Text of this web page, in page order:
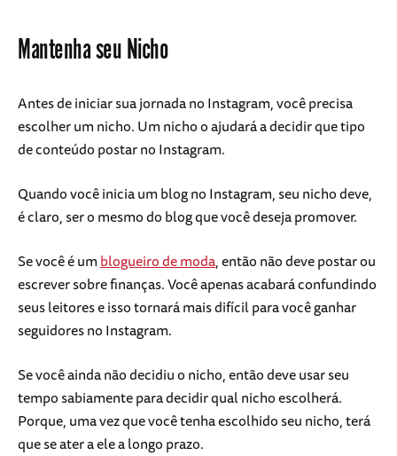
Mantenha seu Nicho
Antes de iniciar sua jornada no Instagram, você precisa
escolher um nicho. Um nicho o ajudará a decidir que tipo
de conteúdo postar no Instagram.
Quando você inicia um blog no Instagram, seu nicho deve,
é claro, ser o mesmo do blog que você deseja promover.
Se você é umblogueiro de moda, então não deve postar ou
escrever sobre finanças. Você apenas acabará confundindo
seus leitores e isso tornará mais difícil para você ganhar
seguidores no Instagram.
Se você ainda não decidiu o nicho, então deve usar seu
tempo sabiamente para decidir qual nicho escolherá.
Porque, uma vez que você tenha escolhido seu nicho, terá
que se ater a ele a longo prazo.